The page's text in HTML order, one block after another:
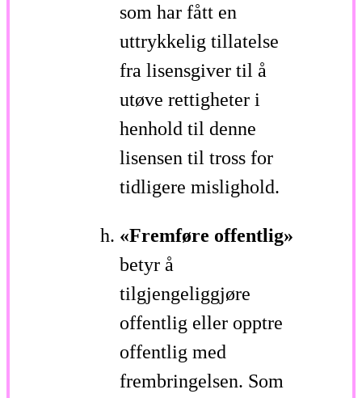
som har fått en
uttrykkelig tillatelse
fra lisensgiver til å
utøve rettigheter i
henhold til denne
lisensen til tross for
tidligere mislighold.
«Fremføre offentlig»
betyr å
tilgjengeliggjøre
offentlig eller opptre
offentlig med
frembringelsen. Som